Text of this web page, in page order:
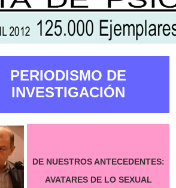
PERIODISMO DE
INVESTIGACIÓN
DE NUESTROS ANTECEDENTES:
AVATARES DE LO SEXUAL